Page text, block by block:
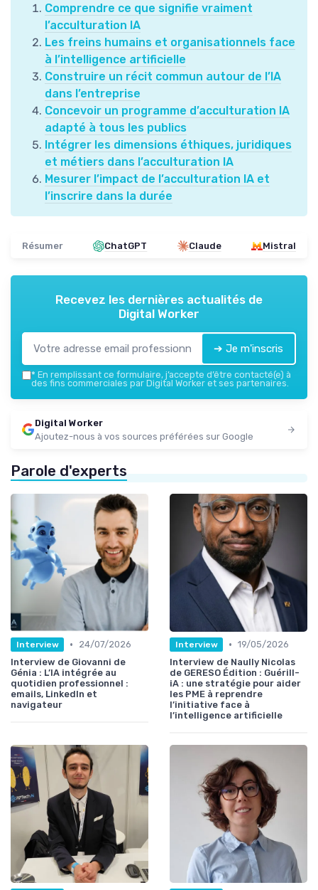
Comprendre ce que signifie vraiment
l’acculturation IA
Les freins humains et organisationnels face
à l’intelligence artificielle
Construire un récit commun autour de l’IA
dans l’entreprise
Concevoir un programme d’acculturation IA
adapté à tous les publics
Intégrer les dimensions éthiques, juridiques
et métiers dans l’acculturation IA
Mesurer l’impact de l’acculturation IA et
l’inscrire dans la durée
Résumer ChatGPT Claude Mistral
Recevez les dernières actualités de
Digital Worker
➔ Je m'inscris
* En remplissant ce formulaire, j’accepte d’être contacté(e) à
des fins commerciales par Digital Worker et ses partenaires.
Digital Worker
Ajoutez-nous à vos sources préférées sur Google
Parole d'experts
Interview •
24/07/2026
Interview de Giovanni de
Génia : L’IA intégrée au
quotidien professionnel :
emails, LinkedIn et
navigateur
Interview • 19/05/2026
Interview de Naully Nicolas
de GERESO Édition : Guérill-
iA : une stratégie pour aider
les PME à reprendre
l’initiative face à
l’intelligence artificielle